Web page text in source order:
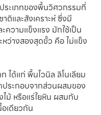
ะเภทของพื้นวิศวกรรมที่
ติและสังเคราะห์ ซึ่งมี
วามแข็งแรง มักใช้เป็น
ว่างสองสุดขั้ว คือ ไม่แข็ง
ได้แก่ พื้นไวนิล ลิโนเลียม
ประกอบจากส่วนผสมของ
ไม้ หรือแร่ใยหิน ผสมกับ
เดียวกัน